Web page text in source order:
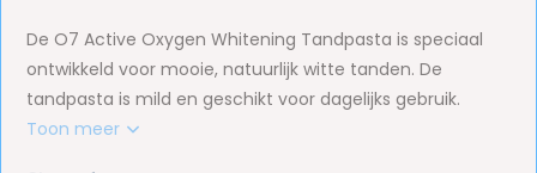
De O7 Active Oxygen Whitening Tandpasta is speciaal
ontwikkeld voor mooie, natuurlijk witte tanden. De
tandpasta is mild en geschikt voor dagelijks gebruik.
Toon meer